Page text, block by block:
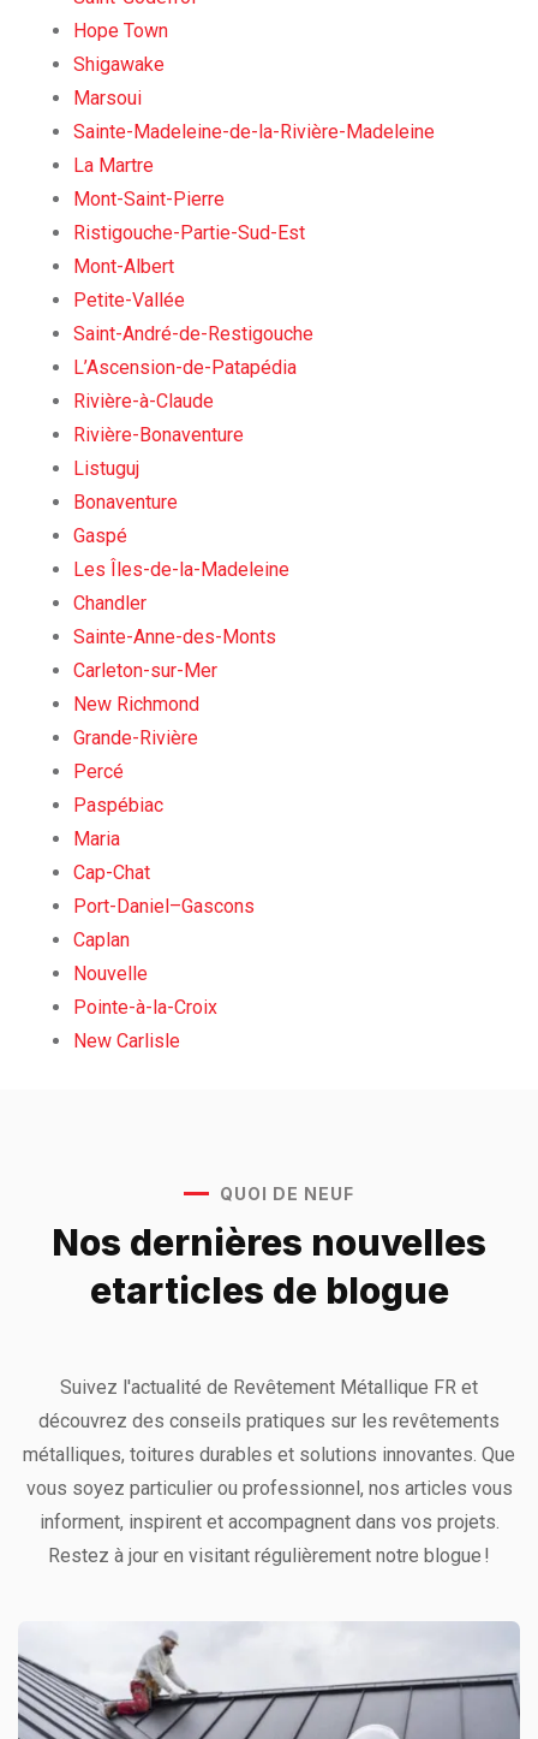
Hope Town
Shigawake
Marsoui
Sainte-Madeleine-de-la-Rivière-Madeleine
La Martre
Mont-Saint-Pierre
Ristigouche-Partie-Sud-Est
Mont-Albert
Petite-Vallée
Saint-André-de-Restigouche
L’Ascension-de-Patapédia
Rivière-à-Claude
Rivière-Bonaventure
Listuguj
Bonaventure
Gaspé
Les Îles-de-la-Madeleine
Chandler
Sainte-Anne-des-Monts
Carleton-sur-Mer
New Richmond
Grande-Rivière
Percé
Paspébiac
Maria
Cap-Chat
Port-Daniel–Gascons
Caplan
Nouvelle
Pointe-à-la-Croix
New Carlisle
QUOI DE NEUF
Nos dernières nouvelles
etarticles de blogue
Suivez l'actualité de Revêtement Métallique FR et
découvrez des conseils pratiques sur les revêtements
métalliques, toitures durables et solutions innovantes. Que
vous soyez particulier ou professionnel, nos articles vous
informent, inspirent et accompagnent dans vos projets.
Restez à jour en visitant régulièrement notre blogue !